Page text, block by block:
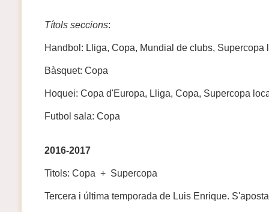
Títols seccions:
Handbol: Lliga, Copa, Mundial de clubs, Supercopa
Bàsquet: Copa
Hoquei: Copa d'Europa, Lliga, Copa, Supercopa
Futbol sala: Copa
2016-2017
Titols: Copa + Supercopa
Tercera i última temporada de Luis Enrique.